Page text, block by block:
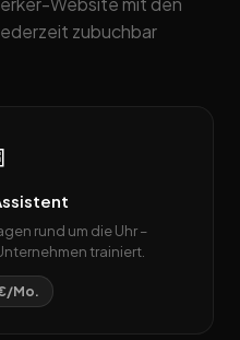
zubuchbar
rund um die Uhr –
trainiert.
Mo.